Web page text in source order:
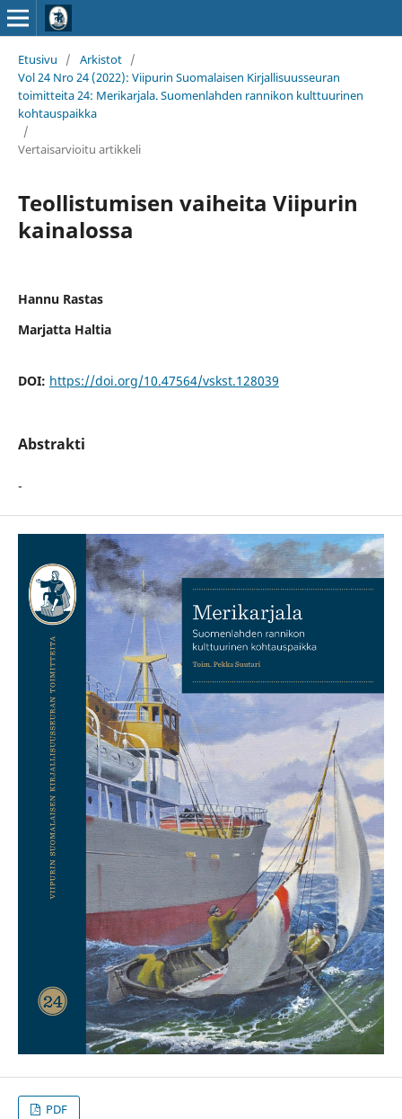
Etusivu / Arkistot /
Vol 24 Nro 24 (2022): Viipurin Suomalaisen Kirjallisuusseuran
toimitteita 24: Merikarjala. Suomenlahden rannikon kulttuurinen
kohtauspaikka
/
Vertaisarvioitu artikkeli
Teollistumisen vaiheita Viipurin
kainalossa
Hannu Rastas
Marjatta Haltia
DOI: https://doi.org/10.47564/vskst.128039
Abstrakti
-
PDF